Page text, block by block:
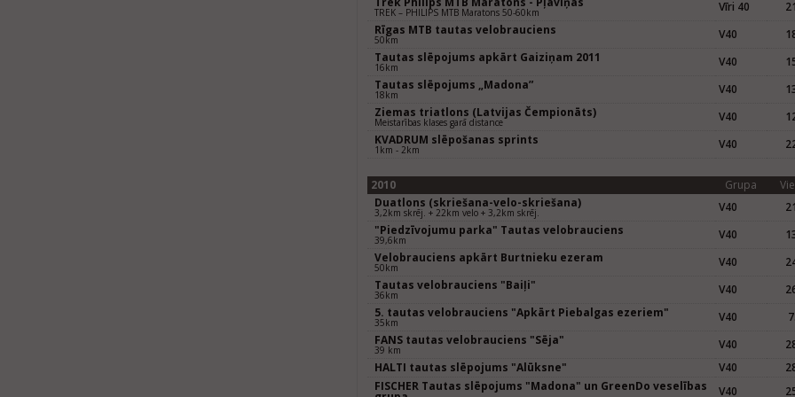
TREK – PHILIPS MTB Maratons 50-60km Vīri 40
Rīgas MTB tautas velobrauciens
50km V40
Tautas slēpojums apkārt Gaiziņam 2011
16km V40
Tautas slēpojums „Madona”
18km V40
Ziemas triatlons (Latvijas Čempionāts)
Meistarības klases garā distance V40
KVADRUM slēpošanas sprints
1km - 2km V40
2010 Grupa
Duatlons (skriešana-velo-skriešana)
3,2km skrēj. + 22km velo + 3,2km skrēj. V40
"Piedzīvojumu parka" Tautas velobrauciens
39,6km V40
Velobrauciens apkārt Burtnieku ezeram
50km V40
Tautas velobrauciens "Baiļi"
36km V40
5. tautas velobrauciens "Apkārt Piebalgas ezeriem"
35km V40
7.
FANS tautas velobrauciens "Sēja"
39 km V40
HALTI tautas slēpojums "Alūksne"
V40
FISCHER Tautas slēpojums "Madona" un GreenDo veselības
V40